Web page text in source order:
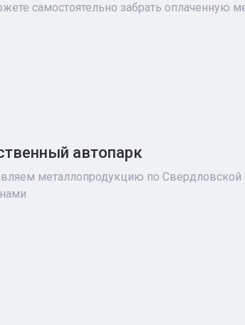
самостоятельно забрать оплаченную
автопарк
металлопродукцию по